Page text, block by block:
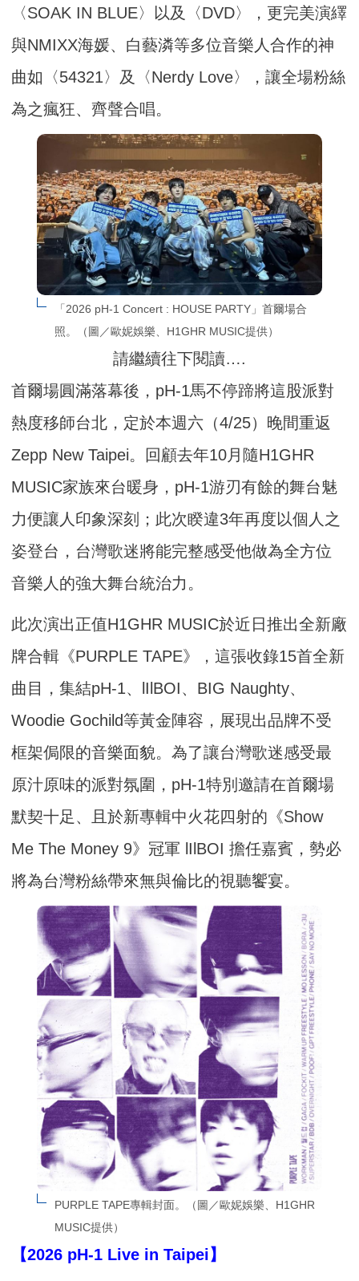
〈SOAK IN BLUE〉以及〈DVD〉，更完美演繹
與NMIXX海媛、白藝潾等多位音樂人合作的神
曲如〈54321〉及〈Nerdy Love〉，讓全場粉絲
為之瘋狂、齊聲合唱。
「2026 pH-1 Concert : HOUSE PARTY」首爾場合
照。（圖／歐妮娛樂、H1GHR MUSIC提供）
請繼續往下閱讀….
首爾場圓滿落幕後，pH-1馬不停蹄將這股派對
熱度移師台北，定於本週六（4/25）晚間重返
Zepp New Taipei。回顧去年10月隨H1GHR
MUSIC家族來台暖身，pH-1游刃有餘的舞台魅
力便讓人印象深刻；此次睽違3年再度以個人之
姿登台，台灣歌迷將能完整感受他做為全方位
音樂人的強大舞台統治力。
此次演出正值H1GHR MUSIC於近日推出全新廠
牌合輯《PURPLE TAPE》，這張收錄15首全新
曲目，集結pH-1、lIlBOI、BIG Naughty、
Woodie Gochild等黃金陣容，展現出品牌不受
框架侷限的音樂面貌。為了讓台灣歌迷感受最
原汁原味的派對氛圍，pH-1特別邀請在首爾場
默契十足、且於新專輯中火花四射的《Show
Me The Money 9》冠軍 lIlBOI 擔任嘉賓，勢必
將為台灣粉絲帶來無與倫比的視聽饗宴。
PURPLE TAPE專輯封面。（圖／歐妮娛樂、H1GHR
MUSIC提供）
【2026 pH-1 Live in Taipei】